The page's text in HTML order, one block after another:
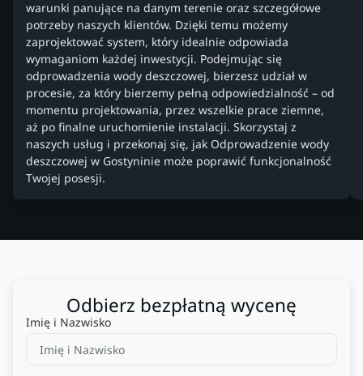
warunki panujące na danym terenie oraz szczegółowe
potrzeby naszych klientów. Dzięki temu możemy
zaprojektować system, który idealnie odpowiada
wymaganiom każdej inwestycji. Podejmując się
odprowadzenia wody deszczowej, bierzesz udział w
procesie, za który bierzemy pełną odpowiedzialność – od
momentu projektowania, przez wszelkie prace ziemne,
aż po finalne uruchomienie instalacji. Skorzystaj z
naszych usług i przekonaj się, jak Odprowadzenie wody
deszczowej w Gostyninie może poprawić funkcjonalność
Twojej posesji.
Odbierz bezpłatną wycenę
Imię i Nazwisko